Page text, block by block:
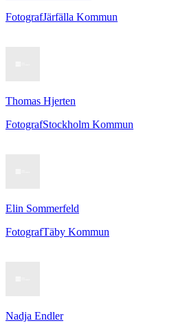
FotografJärfälla Kommun
Thomas Hjerten
FotografStockholm Kommun
Elin Sommerfeld
FotografTäby Kommun
Nadja Endler